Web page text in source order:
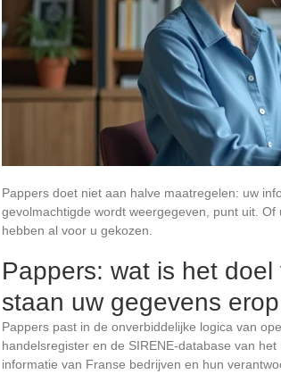
Pappers doet niet aan halve maatregelen: uw
gevolmachtigde wordt weergegeven, punt uit.
hebben al voor u gekozen.
Pappers: wat is het
staan uw gegevens erop
Pappers past in de onverbiddelijke logica van
handelsregister en de SIRENE-database van
informatie van Franse bedrijven en hun